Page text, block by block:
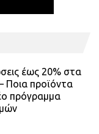
έως 20% στα
Ποια προϊόντα
πρόγραμμα